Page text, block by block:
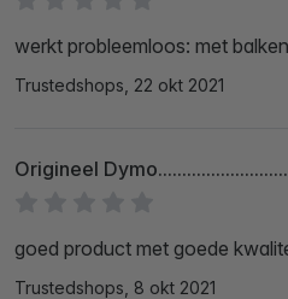
werkt probleemloos: met
Trustedshops, 22 okt 2021
Origineel
goed product met goede
Trustedshops, 8 okt 2021